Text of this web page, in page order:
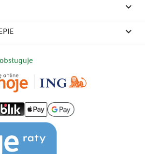

keyboard_arrow_down